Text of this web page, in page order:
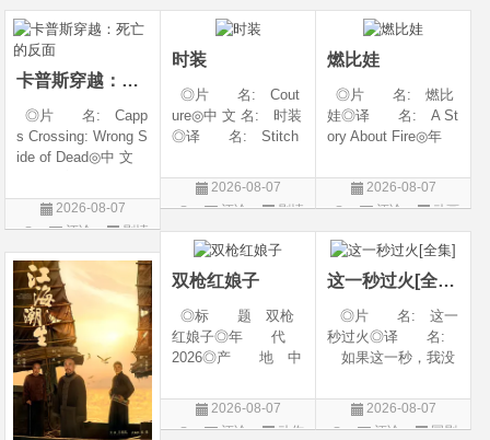
大陆◎类 别:
动作 / 战争 / 犯
片
言 汉语普通话◎上
映日期 2026-07
期: 2026-08-05(美
国)◎IMDb评分: 6
剧
卡普斯穿越：死亡的反面
◎片 名: Capp
s Crossing: Wrong S
ide of Dead◎中 文
死亡的反面◎年
代: 2026◎产
别: 剧情 / 悬疑 / 惊
悚 / 犯罪◎语
2026-08-07
评论
剧情
片
时装
◎片 名: Cout
ure◎中 文 名: 时装
◎译 名: Stitch
(台)◎年 代: 20
25◎产 地: 法
剧情◎语 言:
法语 /
2026-08-07
评论
剧情
片
燃比娃
◎片 名: 燃比
娃◎译 名: A St
ory About Fire◎年
地: 中国大陆◎
类 别: 动画 / 奇
汉语普通话◎上映
日期: 202
2026-08-07
评论
动画
片
双枪红娘子
◎标 题 双枪
红娘子◎年 代
2026◎产 地 中
剧情 / 动作 / 战争◎
上映日期 2026-08-
2026-08-07
评论
动作
这一秒过火[全集]
◎片 名: 这一
秒过火◎译 名:
如果这一秒，我没
年 代: 2026◎
产 地: 中国大
2026-08-07
评论
国剧